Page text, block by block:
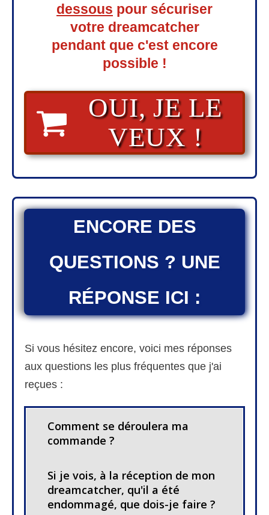
dessous pour sécuriser
votre dreamcatcher
pendant que c'est encore
possible !
OUI, JE LE
VEUX !
​ENCORE DES
QUESTIONS ? ​UNE
RÉPONSE ICI :
Si vous hésitez encore, voici mes réponses
aux questions les plus fréquentes que j'ai
reçues :
Comment se déroulera ma
commande ?
Si je vois, à la réception de mon
dreamcatcher, qu'il a été
endommagé, que dois-je faire ?